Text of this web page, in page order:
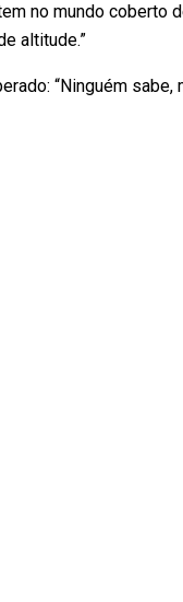
no mundo coberto
altitude.”
“Ninguém